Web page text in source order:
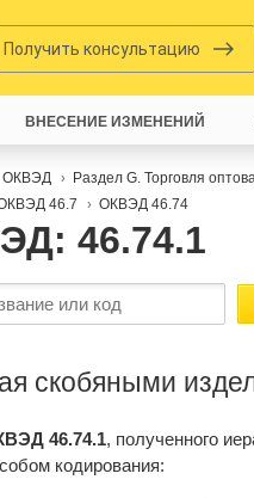
Получить консультацию
ОКВЭД
Раздел G. Торговля
46.7 ОКВЭД 46.74
46.74.1
скобяными
46.74.1, полученного
кодирования:
ВНЕСЕНИЕ ИЗМЕНЕНИЙ